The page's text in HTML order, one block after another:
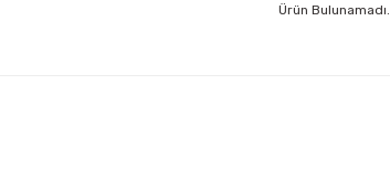
Ürün Bulunamadı.